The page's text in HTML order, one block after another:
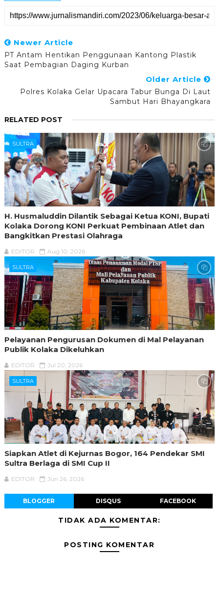
Newer Article
PT Antam Hentikan Penggunaan Kantong Plastik
Saat Pembagian Daging Kurban
Older Article
Polres Kolaka Gelar Upacara Tabur Bunga Di Laut
Sambut Hari Bhayangkara
RELATED POST
SULTRA
H. Husmaluddin Dilantik Sebagai Ketua KONI, Bupati
Kolaka Dorong KONI Perkuat Pembinaan Atlet dan
Bangkitkan Prestasi Olahraga
EDITOR Aug 10, 2026
SULTRA
Pelayanan Pengurusan Dokumen di Mal Pelayanan
Publik Kolaka Dikeluhkan
EDITOR Jul 20, 2026
SULTRA
Siapkan Atlet di Kejurnas Bogor, 164 Pendekar SMI
Sultra Berlaga di SMI Cup II
EDITOR Jun 26, 2026
BLOGGER DISQUS FACEBOOK
TIDAK ADA KOMENTAR:
POSTING KOMENTAR